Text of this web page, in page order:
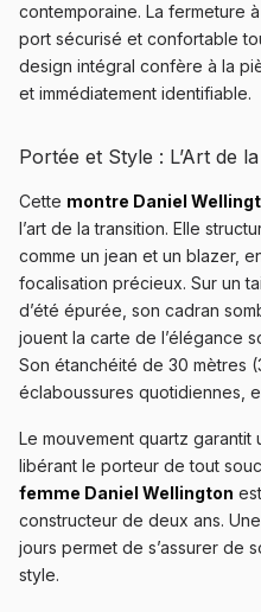
contemporaine. La fermeture
port sécurisé et confortable
design intégral confère à la
et immédiatement identifiable.
Portée et Style : L’Art de
Cette montre Daniel
l’art de la transition. Elle
comme un jean et un blazer,
focalisation précieux. Sur un
d’été épurée, son cadran
jouent la carte de l’élégance
Son étanchéité de 30 mètres
éclaboussures quotidiennes,
Le mouvement quartz garantit
libérant le porteur de tout
femme Daniel Wellington
constructeur de deux ans.
jours permet de s’assurer de
style.